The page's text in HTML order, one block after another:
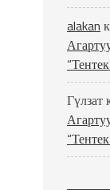
alakan
Гүлзат